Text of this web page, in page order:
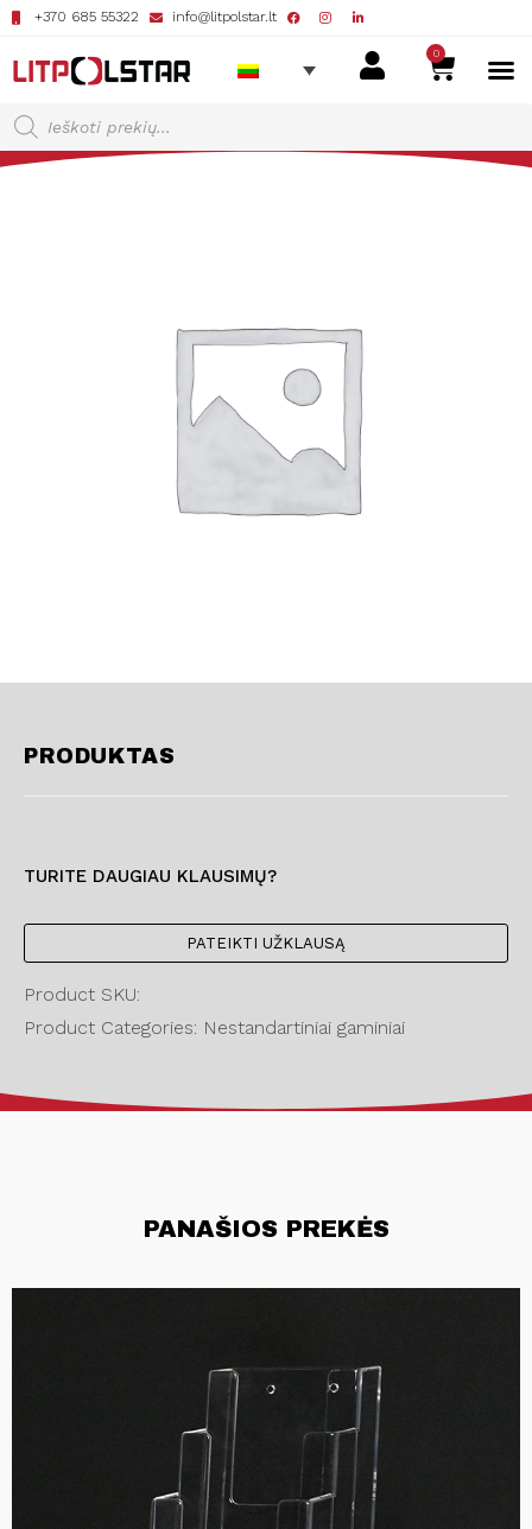
+370 685 55322 info@litpolstar.lt
0
PRODUKTAS
TURITE DAUGIAU KLAUSIMŲ?
PATEIKTI UŽKLAUSĄ
Product SKU:
Product Categories: Nestandartiniai gaminiai
PANAŠIOS PREKĖS